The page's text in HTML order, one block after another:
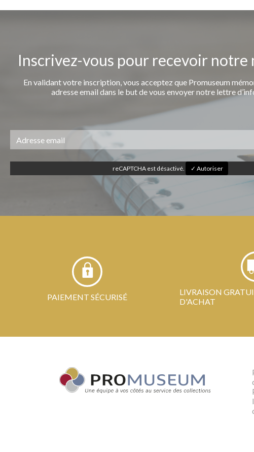
Inscrivez-vous pour recevoir
En validant votre inscription, vous acceptez que Promuseum
adresse email dans le but de vous envoyer notre lettre
reCAPTCHA est désactivé. ✓ Autoriser
PAIEMENT SÉCURISÉ
LIVRAISON
D'ACHAT